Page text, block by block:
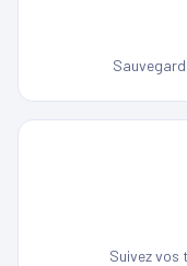
Suivez vos